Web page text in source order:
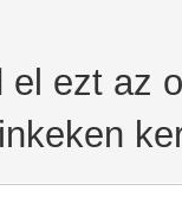
el ezt az